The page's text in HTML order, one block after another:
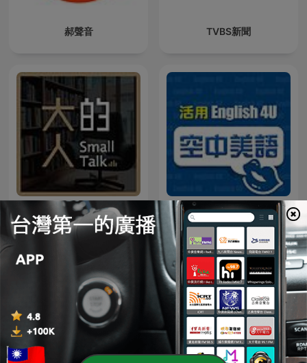
郝聲音 TVBS新聞
大人的Small Talk English4U 活用空中美語